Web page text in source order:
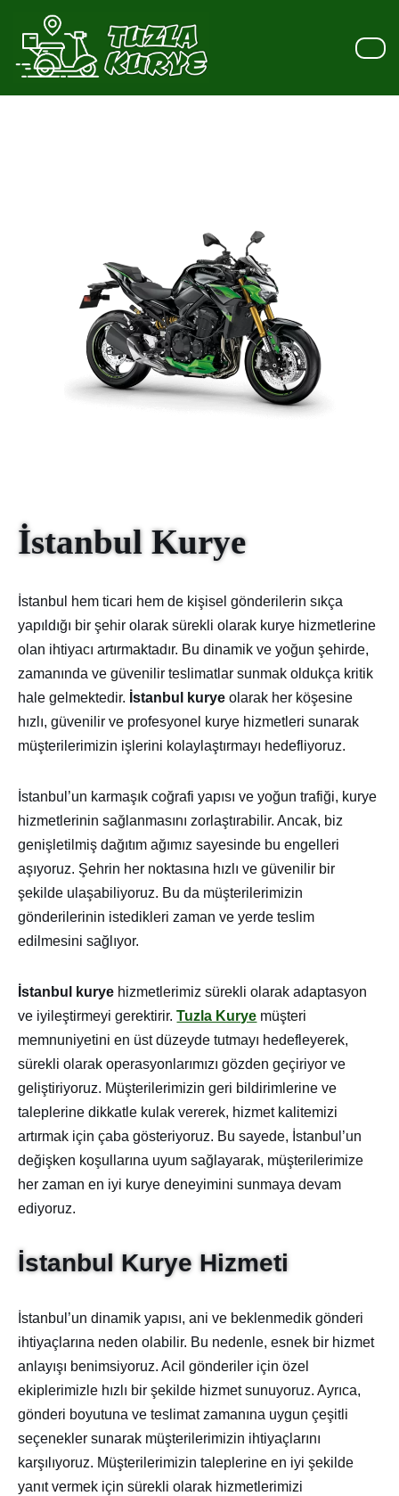
İçeriğe
geç
İstanbul Kurye
İstanbul hem ticari hem de kişisel gönderilerin sıkça
yapıldığı bir şehir olarak sürekli olarak kurye hizmetlerine
olan ihtiyacı artırmaktadır. Bu dinamik ve yoğun şehirde,
zamanında ve güvenilir teslimatlar sunmak oldukça kritik
hale gelmektedir. İstanbul kuryeolarak her köşesine
hızlı, güvenilir ve profesyonel kurye hizmetleri sunarak
müşterilerimizin işlerini kolaylaştırmayı hedefliyoruz.
İstanbul’un karmaşık coğrafi yapısı ve yoğun trafiği, kurye
hizmetlerinin sağlanmasını zorlaştırabilir. Ancak, biz
genişletilmiş dağıtım ağımız sayesinde bu engelleri
aşıyoruz. Şehrin her noktasına hızlı ve güvenilir bir
şekilde ulaşabiliyoruz. Bu da müşterilerimizin
gönderilerinin istedikleri zaman ve yerde teslim
edilmesini sağlıyor.
İstanbul kurye hizmetlerimiz sürekli olarak adaptasyon
ve iyileştirmeyi gerektirir.Tuzla Kurye müşteri
memnuniyetini en üst düzeyde tutmayı hedefleyerek,
sürekli olarak operasyonlarımızı gözden geçiriyor ve
geliştiriyoruz. Müşterilerimizin geri bildirimlerine ve
taleplerine dikkatle kulak vererek, hizmet kalitemizi
artırmak için çaba gösteriyoruz. Bu sayede, İstanbul’un
değişken koşullarına uyum sağlayarak, müşterilerimize
her zaman en iyi kurye deneyimini sunmaya devam
ediyoruz.
İstanbul Kurye Hizmeti
İstanbul’un dinamik yapısı, ani ve beklenmedik gönderi
ihtiyaçlarına neden olabilir. Bu nedenle, esnek bir hizmet
anlayışı benimsiyoruz. Acil gönderiler için özel
ekiplerimizle hızlı bir şekilde hizmet sunuyoruz. Ayrıca,
gönderi boyutuna ve teslimat zamanına uygun çeşitli
seçenekler sunarak müşterilerimizin ihtiyaçlarını
karşılıyoruz. Müşterilerimizin taleplerine en iyi şekilde
yanıt vermek için sürekli olarak hizmetlerimizi